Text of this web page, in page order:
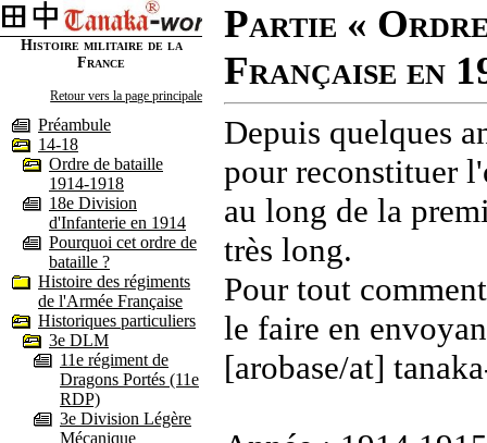
Histoire militaire de la
France
Retour vers la page principale
Préambule
14-18
Ordre de bataille
1914-1918
18e Division
d'Infanterie en 1914
Pourquoi cet ordre de
bataille ?
Histoire des régiments
de l'Armée Française
Historiques particuliers
3e DLM
11e régiment de
Dragons Portés (11e
RDP)
3e Division Légère
Mécanique
Partie «
Française en
Depuis quelques
pour reconstituer
au long de la
très long.
Pour tout
le faire en
[arobase/at]